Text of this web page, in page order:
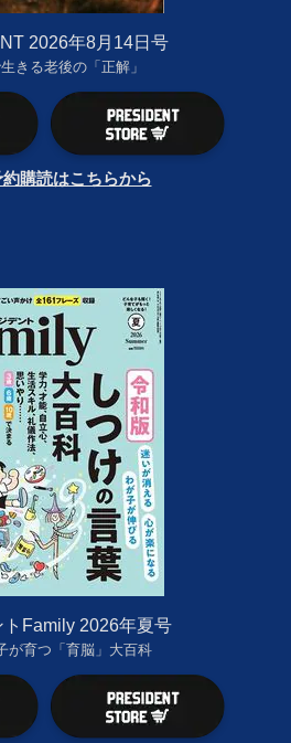
2026年8月14日号
きる老後の「正解」
購読はこちらから
トFamily 2026年夏号
が育つ「育脳」大百科